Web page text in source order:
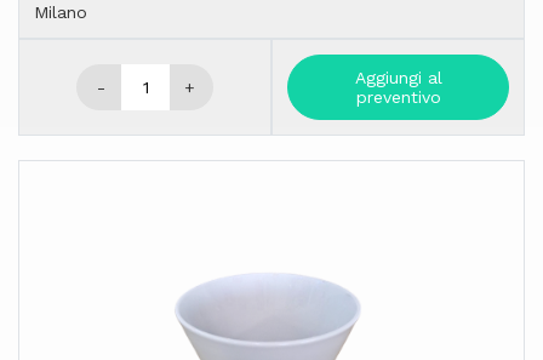
Milano
- +
Aggiungi al
preventivo